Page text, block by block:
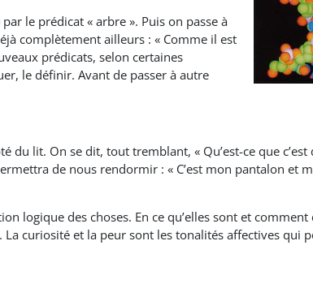
le prédicat « arbre ». Puis on passe à
complètement ailleurs : « Comme il est
prédicats, selon certaines
le définir. Avant de passer à autre
lit. On se dit, tout tremblant, « Qu’est-ce que c’est
de nous rendormir : « C’est mon pantalon et
logique des choses. En ce qu’elles sont et comment
curiosité et la peur sont les tonalités affectives qui